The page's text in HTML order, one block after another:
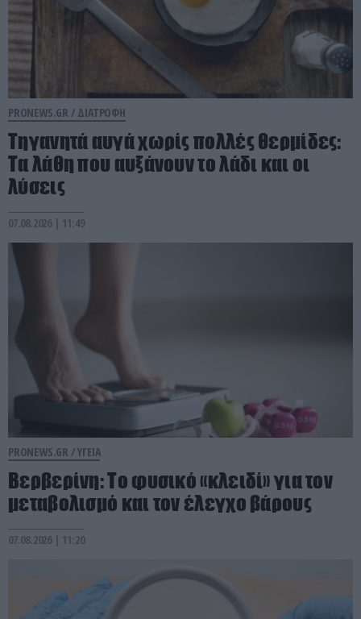
PRONEWS.GR / ΔΙΑΤΡΟΦΗ
Τηγανητά αυγά χωρίς πολλές θερμίδες:
Τα λάθη που αυξάνουν το λάδι και οι
λύσεις
07.08.2026 | 11:49
PRONEWS.GR /ΥΓΕΙΑ
Βερβερίνη: Το φυσικό «κλειδί» για τον
μεταβολισμό και τον έλεγχο βάρους
07.08.2026 | 11:20